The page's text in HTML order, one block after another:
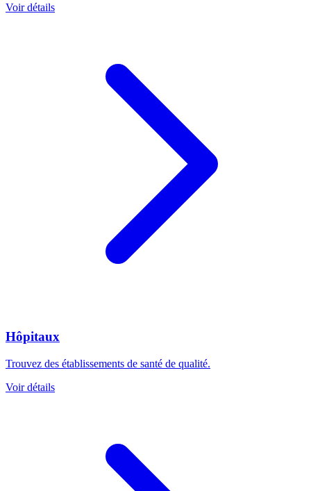
Voir détails
Hôpitaux
Trouvez des établissements de santé de qualité.
Voir détails